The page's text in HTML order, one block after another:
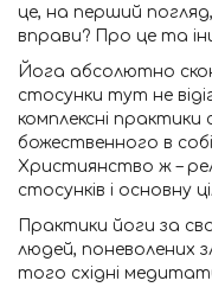
це, на перший погляд,
вправи? Про це та
Йога абсолютно
стосунки тут не
комплексні
божественного в
Християнство ж –
стосунків і основну
Практики йоги за
людей, поневолених
того східні